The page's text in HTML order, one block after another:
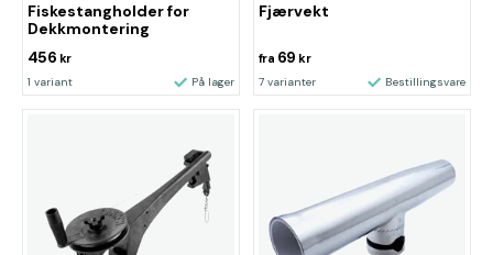
Fiskestangholder for
Dekkmontering
456 kr
1 variant På lager
Fjærvekt
fra 69 kr
7 varianter Bestillingsvare